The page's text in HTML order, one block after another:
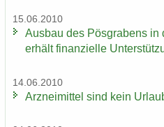
15.06.2010
Aus­bau des Pös­gra­bens in
er­hält fi­nan­zi­el­le
14.06.2010
Arz­nei­mit­tel sind kein